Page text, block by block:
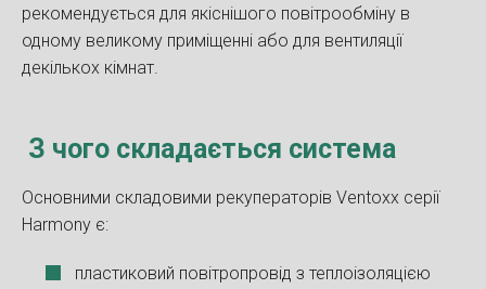
рекомендується для якіснішого повітрообміну в
одному великому приміщенні або для вентиляції
декількох кімнат.
З чого складається система
Основними складовими рекуператорів Ventoxx серії
Harmony є:
пластиковий повітропровід з теплоізоляцією